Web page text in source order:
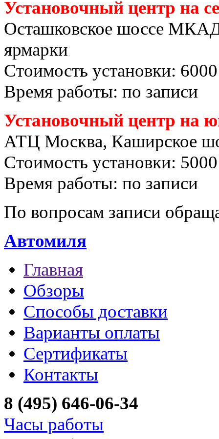
Установочный центр на
Осташковское шоссе
ярмарки
Стоимость установки:
Время работы: по записи
Установочный центр на
АТЦ Москва, Каширское
Стоимость установки:
Время работы: по записи
По вопросам записи
Автомиля
Главная
Обзоры
Способы доставки
Варианты оплаты
Сертификаты
Контакты
8 (495) 646-06-34
Часы работы